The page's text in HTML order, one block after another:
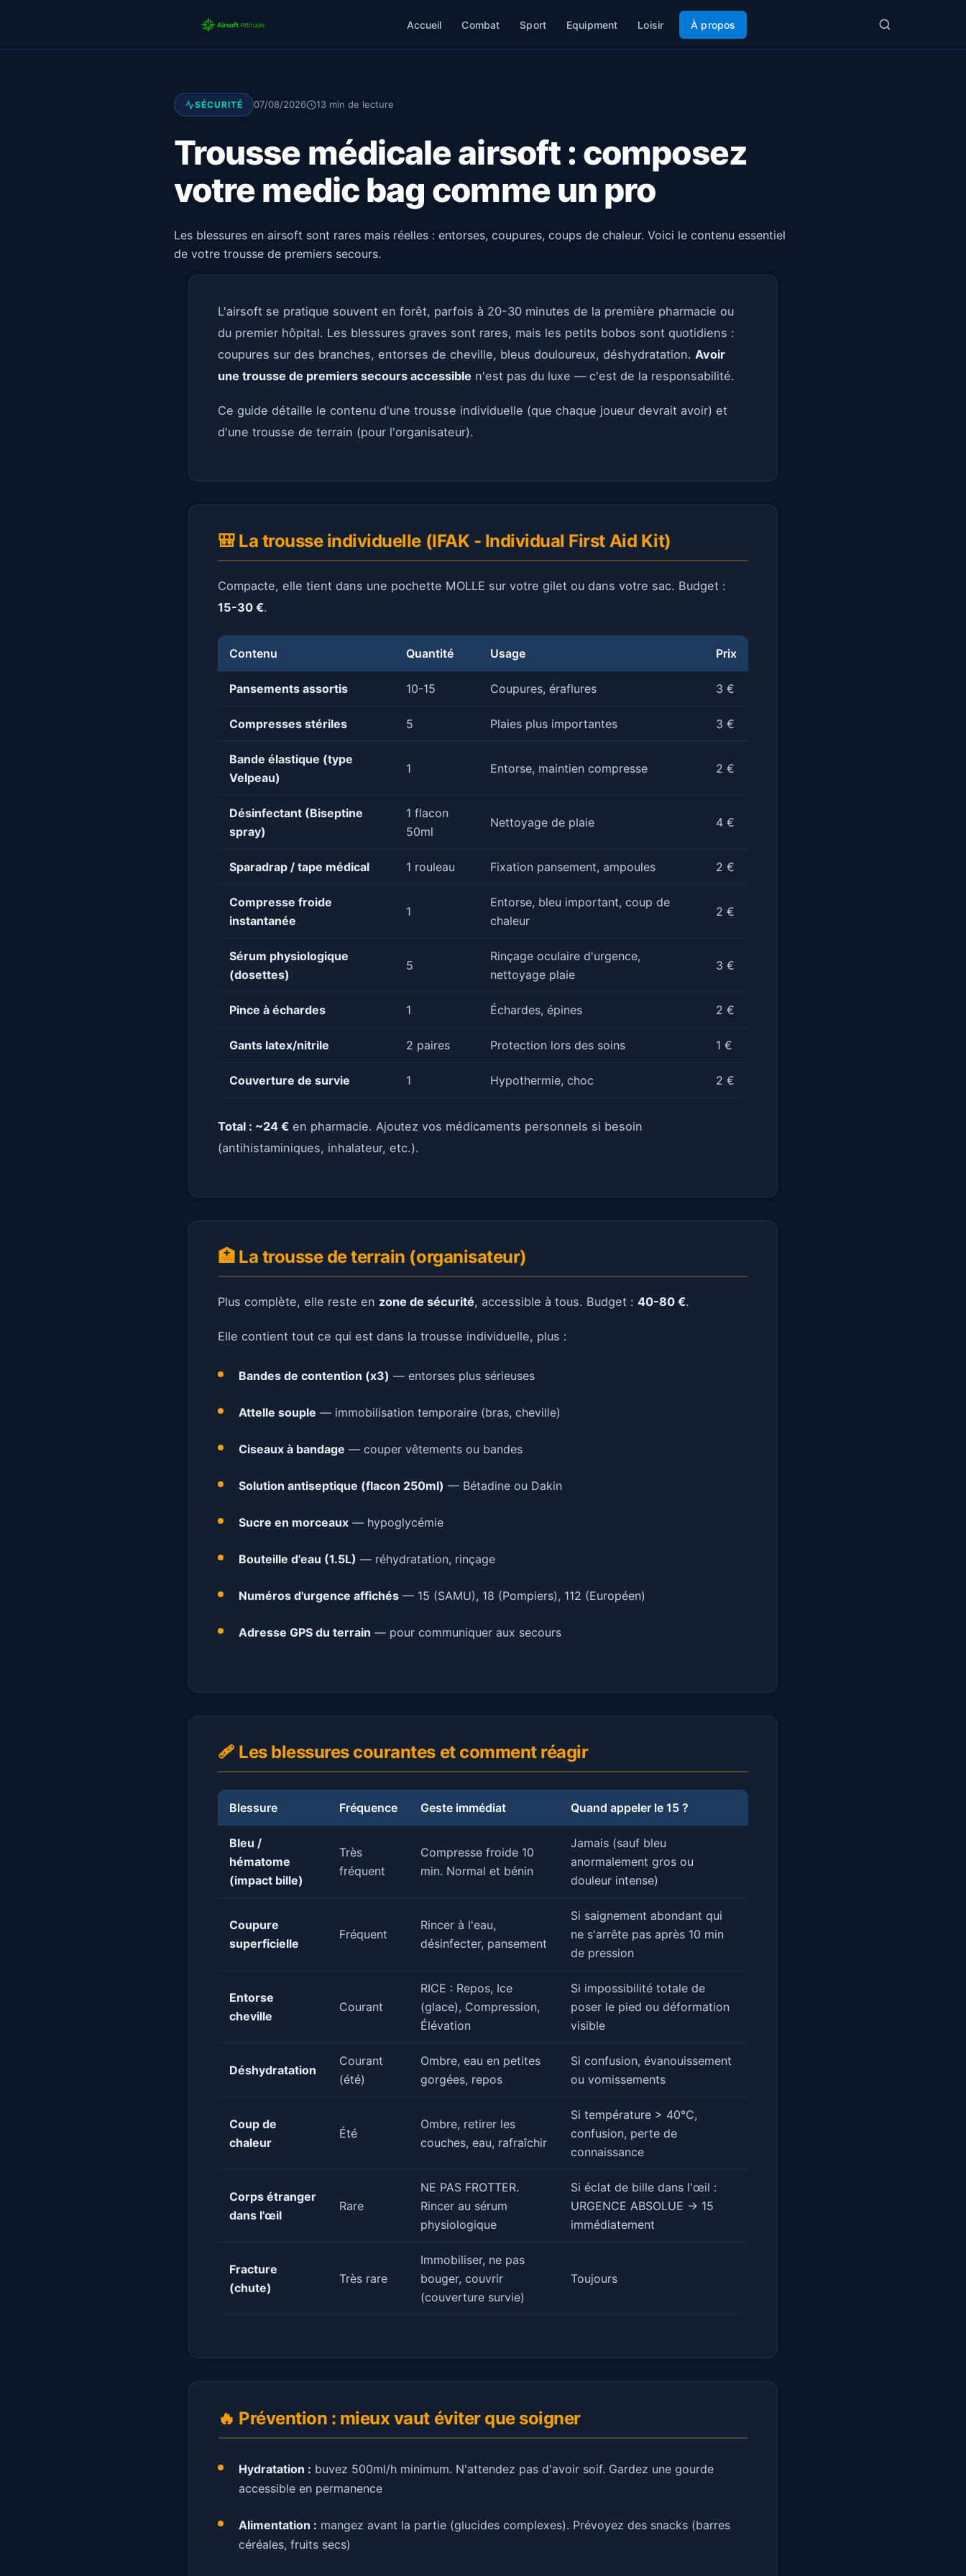
Accueil Combat Sport Equipment Loisir À propos
SÉCURITÉ 07/08/2026 13 min de lecture
Trousse médicale airsoft : composez
votre medic bag comme un pro
Les blessures en airsoft sont rares mais réelles : entorses, coupures, coups de chaleur. Voici le contenu essentiel
de votre trousse de premiers secours.
L'airsoft se pratique souvent en forêt, parfois à 20-30 minutes de la première pharmacie ou
du premier hôpital. Les blessures graves sont rares, mais les petits bobos sont quotidiens :
coupures sur des branches, entorses de cheville, bleus douloureux, déshydratation. Avoir
une trousse de premiers secours accessible n'est pas du luxe — c'est de la responsabilité.
Ce guide détaille le contenu d'une trousse individuelle (que chaque joueur devrait avoir) et
d'une trousse de terrain (pour l'organisateur).
🎒 La trousse individuelle (IFAK - Individual First Aid Kit)
Compacte, elle tient dans une pochette MOLLE sur votre gilet ou dans votre sac. Budget :
15-30 €.
Contenu Quantité Usage Prix
Pansements assortis 10-15 Coupures, éraflures 3 €
Compresses stériles 5 Plaies plus importantes 3 €
Bande élastique (type
Velpeau)
1 Entorse, maintien compresse 2 €
Désinfectant (Biseptine
spray)
1 flacon
50ml
Nettoyage de plaie 4 €
Sparadrap / tape médical 1 rouleau Fixation pansement, ampoules 2 €
Compresse froide
instantanée
1
Entorse, bleu important, coup de
chaleur
2 €
Sérum physiologique
(dosettes)
5
Rinçage oculaire d'urgence,
nettoyage plaie
3 €
Pince à échardes 1 Échardes, épines 2 €
Gants latex/nitrile 2 paires Protection lors des soins 1 €
Couverture de survie 1 Hypothermie, choc 2 €
Total : ~24 € en pharmacie. Ajoutez vos médicaments personnels si besoin
(antihistaminiques, inhalateur, etc.).
🏥 La trousse de terrain (organisateur)
Plus complète, elle reste en zone de sécurité, accessible à tous. Budget : 40-80 €.
Elle contient tout ce qui est dans la trousse individuelle, plus :
Bandes de contention (x3) — entorses plus sérieuses
Attelle souple — immobilisation temporaire (bras, cheville)
Ciseaux à bandage — couper vêtements ou bandes
Solution antiseptique (flacon 250ml) — Bétadine ou Dakin
Sucre en morceaux— hypoglycémie
Bouteille d'eau (1.5L) — réhydratation, rinçage
Numéros d'urgence affichés— 15 (SAMU), 18 (Pompiers), 112 (Européen)
Adresse GPS du terrain — pour communiquer aux secours
🩹 Les blessures courantes et comment réagir
Blessure Fréquence Geste immédiat Quand appeler le 15 ?
Bleu /
hématome
(impact bille)
Très
fréquent
Compresse froide 10
min. Normal et bénin
Jamais (sauf bleu
anormalement gros ou
douleur intense)
Coupure
superficielle
Fréquent
Rincer à l'eau,
désinfecter, pansement
Si saignement abondant qui
ne s'arrête pas après 10 min
de pression
Entorse
cheville
Courant
RICE : Repos, Ice
(glace), Compression,
Élévation
Si impossibilité totale de
poser le pied ou déformation
visible
Déshydratation
Courant
(été)
Ombre, eau en petites
gorgées, repos
Si confusion, évanouissement
ou vomissements
Coup de
chaleur
Été
Ombre, retirer les
couches, eau, rafraîchir
Si température > 40°C,
confusion, perte de
connaissance
Corps étranger
dans l'œil
Rare
NE PAS FROTTER.
Rincer au sérum
physiologique
Si éclat de bille dans l'œil :
URGENCE ABSOLUE → 15
immédiatement
Fracture
(chute)
Très rare
Immobiliser, ne pas
bouger, couvrir
(couverture survie)
Toujours
🔥 Prévention : mieux vaut éviter que soigner
Hydratation : buvez 500ml/h minimum. N'attendez pas d'avoir soif. Gardez une gourde
accessible en permanence
Alimentation : mangez avant la partie (glucides complexes). Prévoyez des snacks (barres
céréales, fruits secs)